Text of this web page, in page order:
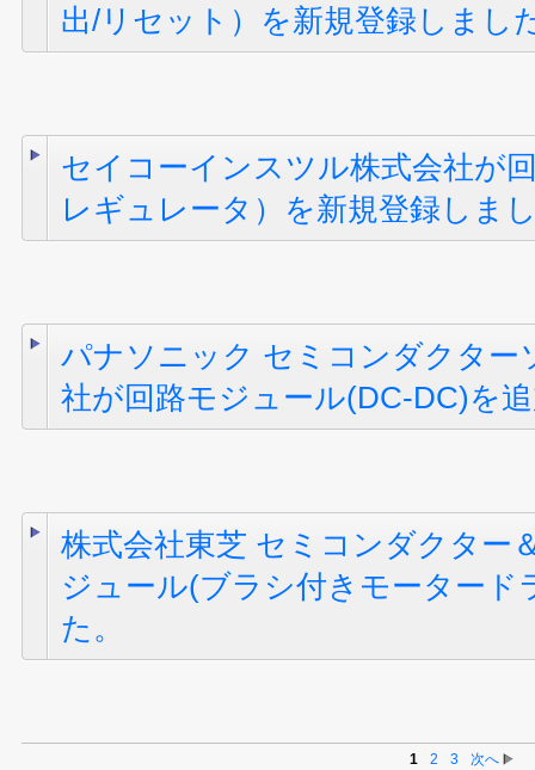
出/リセット）を新規登録しまし
セイコーインスツル株式会社が
レギュレータ）を新規登録しま
パナソニック セミコンダクター
社が回路モジュール(DC-DC)を
株式会社東芝 セミコンダクター
ジュール(ブラシ付きモータード
た。
1 2 3 次へ